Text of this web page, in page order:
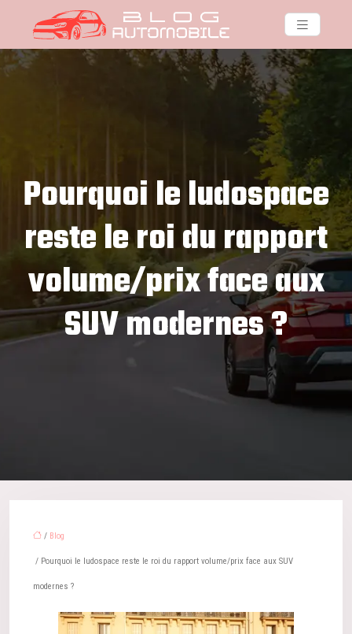
Pourquoi le ludospace
reste le roi du rapport
volume/prix face aux
SUV modernes ?
/ Blog
/ Pourquoi le ludospace reste le roi du rapport volume/prix face aux SUV
modernes ?